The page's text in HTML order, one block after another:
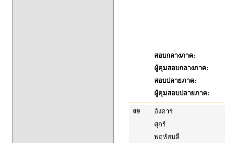
สอบกลางภาค:
ผู้คุมสอบกลางภาค:
สอบปลายภาค:
ผู้คุมสอบปลายภาค:
09
อังคาร
ศุกร์
พฤหัสบดี